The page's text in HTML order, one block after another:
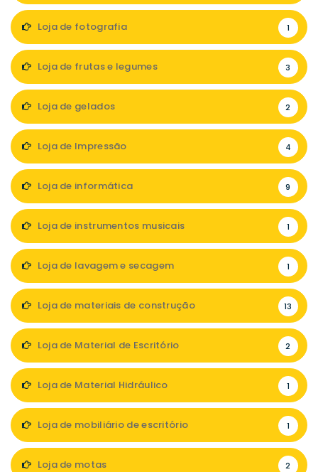
Loja de fotografia 1
Loja de frutas e legumes 3
Loja de gelados 2
Loja de Impressão 4
Loja de informática 9
Loja de instrumentos musicais 1
Loja de lavagem e secagem 1
Loja de materiais de construção 13
Loja de Material de Escritório 2
Loja de Material Hidráulico 1
Loja de mobiliário de escritório 1
Loja de motas 2